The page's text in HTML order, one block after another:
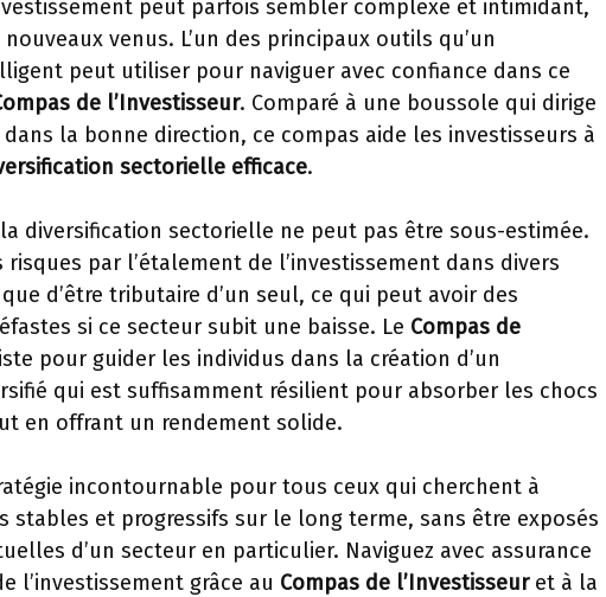
peut parfois sembler complexe et intimidant,
venus. L’un des principaux outils qu’un
peut utiliser pour naviguer avec confiance dans ce
de l’Investisseur. Comparé à une boussole qui dirige
la bonne direction, ce compas aide les investisseurs à
sectorielle efficace.
la diversification sectorielle ne peut pas être sous-estimée.
risques par l’étalement de l’investissement dans divers
d’être tributaire d’un seul, ce qui peut avoir des
si ce secteur subit une baisse. Le Compas de
pour guider les individus dans la création d’un
qui est suffisamment résilient pour absorber les chocs
en offrant un rendement solide.
incontournable pour tous ceux qui cherchent à
stables et progressifs sur le long terme, sans être exposés
d’un secteur en particulier. Naviguez avec assurance
l’investissement grâce au Compas de l’Investisseuret à la